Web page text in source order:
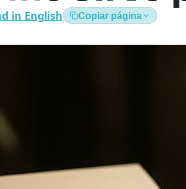
in English Copiar página